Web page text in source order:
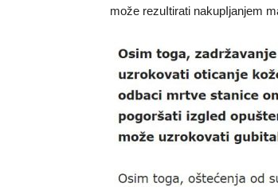
može rezuItirati nakupIjanjem